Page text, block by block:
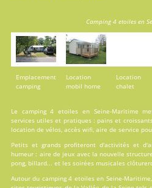
Camping 4 etoiles en
Emplacement
camping
Location
mobil home
Location
chalet
Le camping 4 etoiles en Seine-Maritime
servicesutiles et pratiques : pains et
location de vélos, accès wifi, aire de service
Petits et grands profiteront d'activités et
humeur : aire de jeux avec la nouvelle
pong, billard... et les soirées musicales
Autour du camping 4 etoiles en Seine-